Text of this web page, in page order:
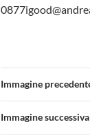
Immagine
Immagine successiva